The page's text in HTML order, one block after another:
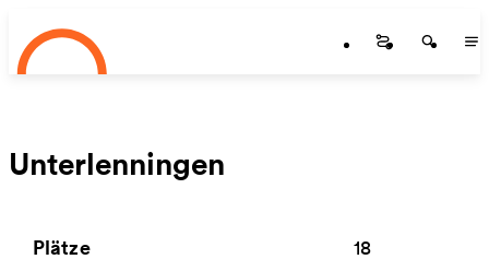
Zum Hauptinhalt springen
Startseite
Unterlenningen
Plätze 18